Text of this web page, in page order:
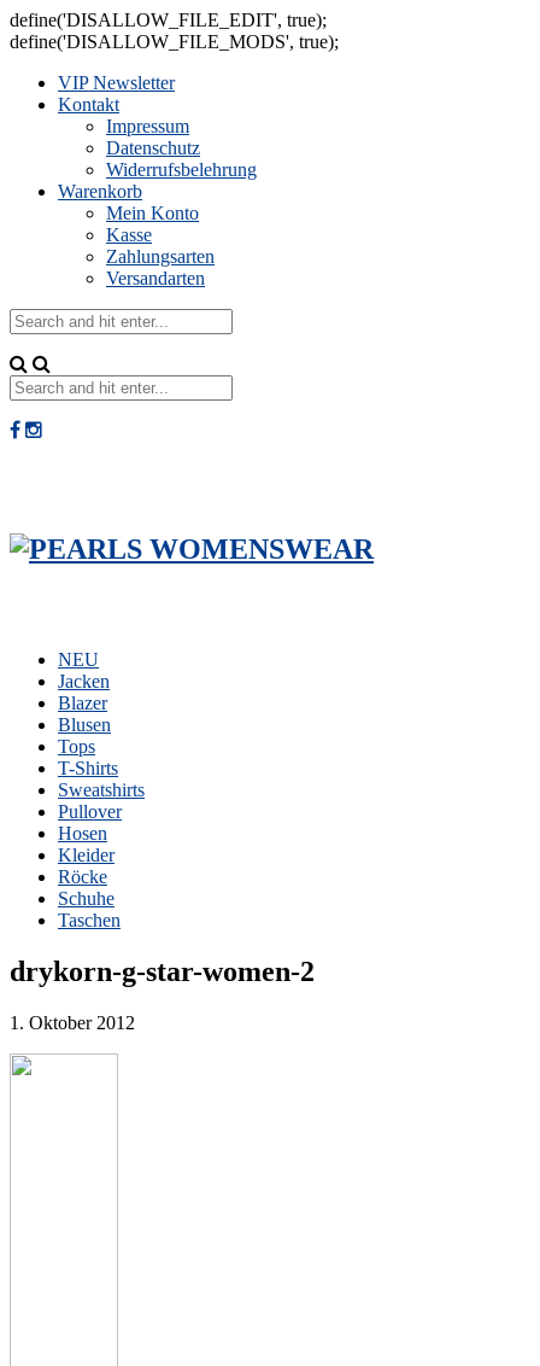
define('DISALLOW_FILE_EDIT', true);
define('DISALLOW_FILE_MODS', true);
VIP Newsletter
Kontakt
Impressum
Datenschutz
Widerrufsbelehrung
Warenkorb
Mein Konto
Kasse
Zahlungsarten
Versandarten
NEU
Jacken
Blazer
Blusen
Tops
T-Shirts
Sweatshirts
Pullover
Hosen
Kleider
Röcke
Schuhe
Taschen
drykorn-g-star-women-2
1. Oktober 2012